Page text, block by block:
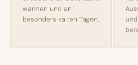
warmen und an
besonders kalten Tagen.